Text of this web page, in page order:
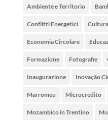
Ambiente e Territorio
Conflitti Energetici
Economia Circolare
Formazione Fotografie
Inaugurazione Inovação
Marromeu Microcredito
Mozambico in Trentino